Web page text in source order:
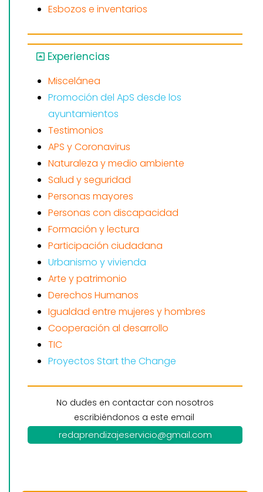
Esbozos e inventarios
Experiencias
Miscelánea
Promoción del ApS desde los
ayuntamientos
Testimonios
APS y Coronavirus
Naturaleza y medio ambiente
Salud y seguridad
Personas mayores
Personas con discapacidad
Formación y lectura
Participación ciudadana
Urbanismo y vivienda
Arte y patrimonio
Derechos Humanos
Igualdad entre mujeres y hombres
Cooperación al desarrollo
TIC
Proyectos Start the Change
No dudes en contactar con nosotros
escribiéndonos a este email
redaprendizajeservicio@gmail.com